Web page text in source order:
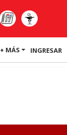
+ MÁS INGRESAR